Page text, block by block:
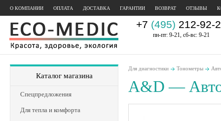
О КОМПАНИИ ОПЛАТА ДОСТАВКА ГАРАНТИИ ВОЗВРАТ ОТЗЫВЫ
+7 (495) 212-92-
пн-пт: 9-21, сб-вс: 9-21
Каталог магазина
Спецпредложения
Для тепла и комфорта
Для диагностики Тонометры
A&D —